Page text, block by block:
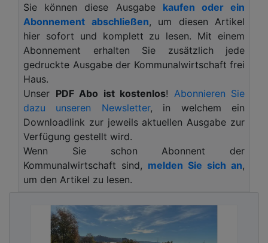
Stadt. Für dieses richtungsweisende und
Rheinland-Pfalz-, wenn nicht deutschlandweit
einzigartige Programm hat Pirmasens am
gestrigen Montag, 27. Oktober 2025, den erstmals
ausgelobten Integrationspreis Rheinland-Pfalz
erhalten. Das Ministerium für Familie, Frauen, Kultur
und Integration (MFFKI) würdigt damit Projekte,
die engagiert und zielführend Menschen mit
Migrationshintergrund unterstützen und so zum
Zusammenwachsen der bunter und vielfältiger
werdenden Gesellschaft im Lande beitragen. Der
Integrationspreis des Landes Rheinland-Pfalz wird
alle fünf Jahre jeweils gegen Ende der
Die Auszeichnung wurde in drei Kategorien
vergeben mit einem Preisgeld von je 5.000 Euro.
Sie können diese Ausgabe kaufen oder ein
Abonnement abschließen, um diesen Artikel
hier sofort und komplett zu lesen. Mit einem
Abonnement erhalten Sie zusätzlich jede
gedruckte Ausgabe der Kommunalwirtschaft frei
Haus.
Unser PDF Abo ist kostenlos! Abonnieren Sie
dazu unseren Newsletter, in welchem ein
Downloadlink zur jeweils aktuellen Ausgabe zur
Verfügung gestellt wird.
Wenn Sie schon Abonnent der
Kommunalwirtschaft sind, melden Sie sich an,
um den Artikel zu lesen.